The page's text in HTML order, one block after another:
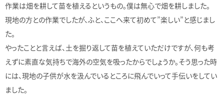
作業は畑を耕して苗を植えるというもの。僕は無心で畑を耕しました。
現地の方との作業でしたが、ふと、ここへ来て初めて”楽しい”と感じまし
た。
やったことと言えば、土を掘り返して苗を植えていただけですが、何も考
えずに素直な気持ちで海外の空気を吸ったからでしょうか。そう思った時
には、現地の子供が水を汲んでいるところに飛んでいって手伝いをしてい
ました。